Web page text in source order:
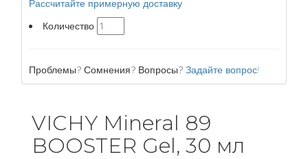
Рассчитайте примерную доставку
Количество
Проблемы? Сомнения? Вопросы? Задайте вопрос!
VICHY Mineral 89
BOOSTER Gel, 30 мл